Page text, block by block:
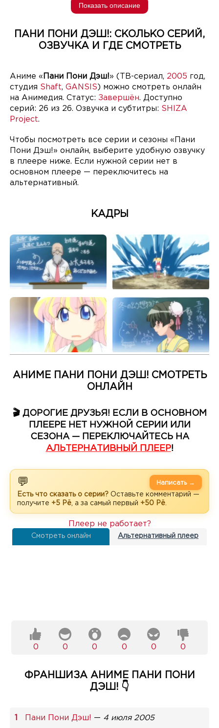
Показать описание
ПАНИ ПОНИ ДЭШ!: СКОЛЬКО СЕРИЙ,
ОЗВУЧКА И ГДЕ СМОТРЕТЬ
Аниме « Пани Пони Дэш!» (ТВ-сериал, 2005 год,
студия Shaft, GANSIS ) можно смотреть онлайн
на Анимедия. Статус: Завершён. Доступно
серий: 26 из 26. Озвучка и субтитры: SHIZA
Project.
Чтобы посмотреть все серии и сезоны «Пани
Пони Дэш!» онлайн, выберите удобную озвучку
в плеере ниже. Если нужной серии нет в
основном плеере — переключитесь на
альтернативный.
КАДРЫ
АНИМЕ ПАНИ ПОНИ ДЭШ! СМОТРЕТЬ
ОНЛАЙН
🎬 ДОРОГИЕ ДРУЗЬЯ! ЕСЛИ В ОСНОВНОМ
ПЛЕЕРЕ НЕТ НУЖНОЙ СЕРИИ ИЛИ
СЕЗОНА — ПЕРЕКЛЮЧАЙТЕСЬ НА
АЛЬТЕРНАТИВНЫЙ ПЛЕЕР!
💬
Есть что сказать о серии? Оставьте комментарий —
получите +5 Рё , а за самый первый +50 Рё
Написать →
Смотреть онлайн Альтернативный плеер
Плеер не работает?
0 0 0 0 0 0
ФРАНШИЗА АНИМЕ ПАНИ ПОНИ
ДЭШ! 👇
Пани Пони Дэш! — 4 июля 2005